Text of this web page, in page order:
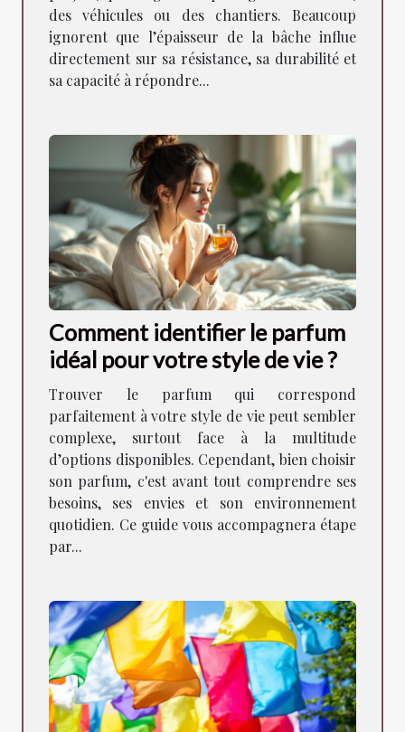
des véhicules ou des chantiers. Beaucoup
ignorent que l’épaisseur de la bâche influe
directement sur sa résistance, sa durabilité et
sa capacité à répondre...
Comment identifier le parfum
idéal pour votre style de vie ?
Trouver le parfum qui correspond
parfaitement à votre style de vie peut sembler
complexe, surtout face à la multitude
d’options disponibles. Cependant, bien choisir
son parfum, c'est avant tout comprendre ses
besoins, ses envies et son environnement
quotidien. Ce guide vous accompagnera étape
par...